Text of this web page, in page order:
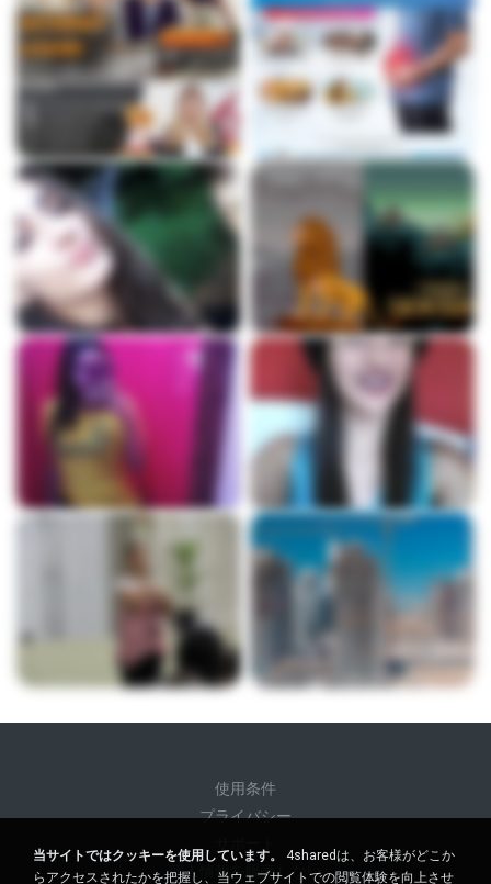
使用条件
プライバシー
個人情報を販売しない
当サイトではクッキーを使用しています。
4sharedは、お客様がどこか
らアクセスされたかを把握し、当ウェブサイトでの閲覧体験を向上させ